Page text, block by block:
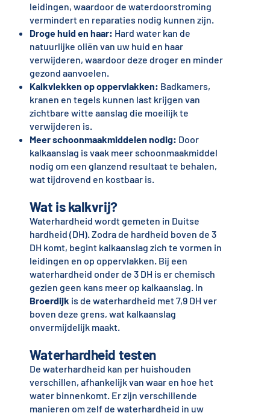
leidingen, waardoor de waterdoorstroming
vermindert en reparaties nodig kunnen zijn.
Droge huid en haar: Hard water kan de
natuurlijke oliën van uw huid en haar
verwijderen, waardoor deze droger en minder
gezond aanvoelen.
Kalkvlekken op oppervlakken: Badkamers,
kranen en tegels kunnen last krijgen van
zichtbare witte aanslag die moeilijk te
verwijderen is.
Meer schoonmaakmiddelen nodig: Door
kalkaanslag is vaak meer schoonmaakmiddel
nodig om een glanzend resultaat te behalen,
wat tijdrovend en kostbaar is.
Wat is kalkvrij?
Waterhardheid wordt gemeten in Duitse
hardheid (DH). Zodra de hardheid boven de 3
DH komt, begint kalkaanslag zich te vormen in
leidingen en op oppervlakken. Bij een
waterhardheid onder de 3 DH is er chemisch
gezien geen kans meer op kalkaanslag. In
Broerdijk is de waterhardheid met 7,9 DH ver
boven deze grens, wat kalkaanslag
onvermijdelijk maakt.
Waterhardheid testen
De waterhardheid kan per huishouden
verschillen, afhankelijk van waar en hoe het
water binnenkomt. Er zijn verschillende
manieren om zelf de waterhardheid in uw